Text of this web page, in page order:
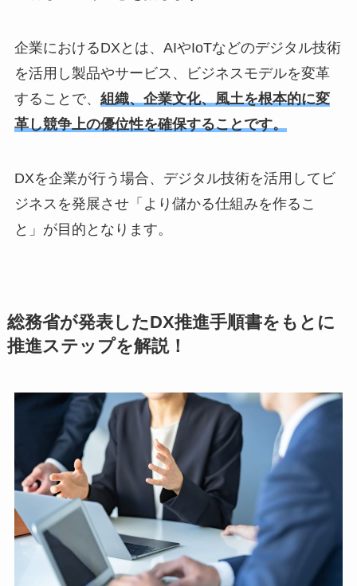
企業におけるDXとは、AIやIoTなどのデジタル技術
を活用し製品やサービス、ビジネスモデルを変革
することで、 組織、企業文化、風土を根本的に変
革し競争上の優位性を確保することです。
DXを企業が行う場合、デジタル技術を活用してビ
ジネスを発展させ「より儲かる仕組みを作るこ
と」が目的となります。
総務省が発表したDX推進手順書をもとに
推進ステップを解説！